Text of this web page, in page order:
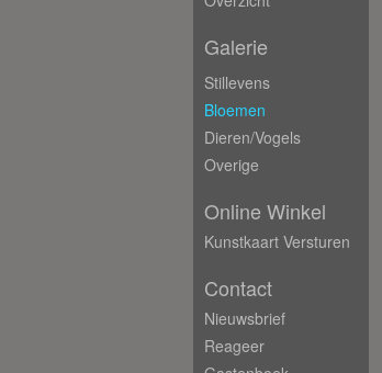
Galerie
Stillevens
Bloemen
Dieren/Vogels
Overige
Online Winkel
Kunstkaart Versturen
Contact
Nieuwsbrief
Reageer